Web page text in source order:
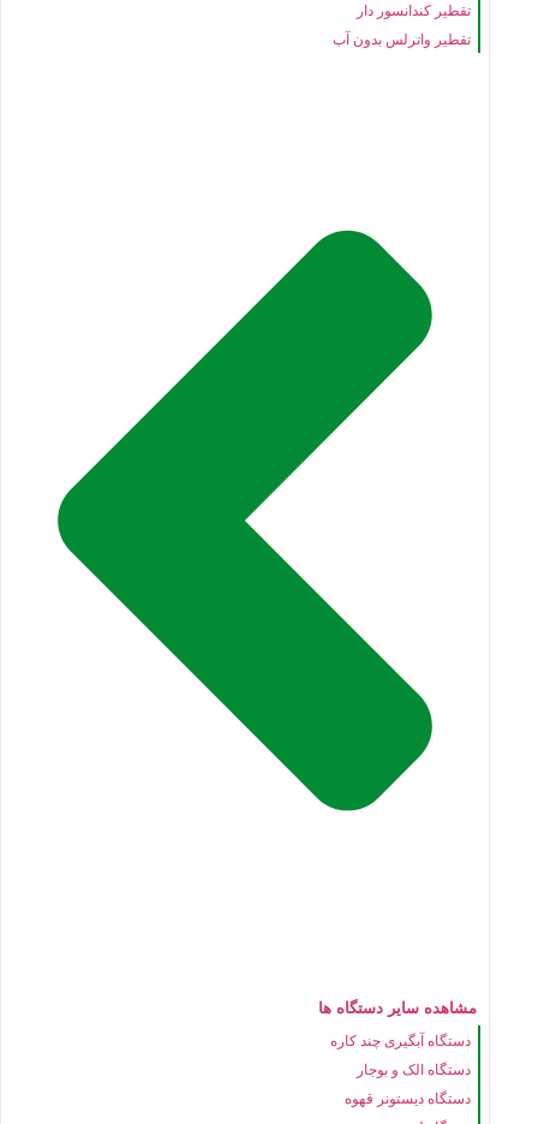
تقطیر کندانسور دار
تقطیر واترلس بدون آب
مشاهده سایر دستگاه ها
دستگاه آبگیری چند کاره
دستگاه الک و بوجار
دستگاه دیستونر قهوه